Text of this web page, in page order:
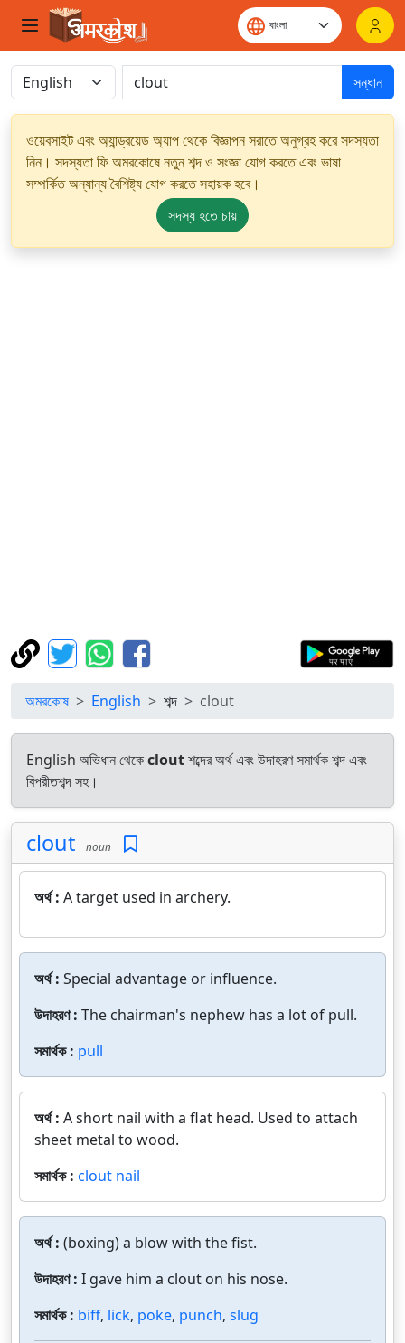
সন্ধান
ওয়েবসাইট এবং অ্যান্ড্রয়েড অ্যাপ থেকে বিজ্ঞাপন সরাতে অনুগ্রহ করে সদস্যতা
নিন। সদস্যতা ফি অমরকোষে নতুন শব্দ ও সংজ্ঞা যোগ করতে এবং ভাষা
সম্পর্কিত অন্যান্য বৈশিষ্ট্য যোগ করতে সহায়ক হবে।
সদস্য হতে চায়
অমরকোষ English শব্দ clout
English অভিধান থেকেcloutশব্দের অর্থ এবং উদাহরণ সমার্থক শব্দ এবং
বিপরীতশব্দ সহ।
clout noun
অর্থ : A target used in archery.
অর্থ : Special advantage or influence.
উদাহরণ : The chairman's nephew has a lot of pull.
সমার্থক : pull
অর্থ : A short nail with a flat head. Used to attach
sheet metal to wood.
সমার্থক : clout nail
অর্থ : (boxing) a blow with the fist.
উদাহরণ : I gave him a clout on his nose.
সমার্থক : biff, lick, poke, punch, slug